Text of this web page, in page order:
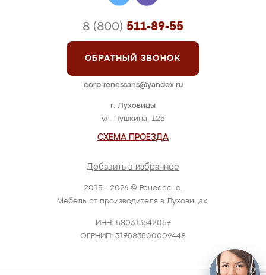
2015 - 2026 © Ренессанс.
Мебель от производителя в Луховицах.
ИНН: 580313642057
ОГРНИП: 317583500009448
г. Луховицы
ул. Пушкина, 125
СХЕМА ПРОЕЗДА
Добавить в избранное
8 (800) 511-89-55
ОБРАТНЫЙ ЗВОНОК
corp-renessans@yandex.ru